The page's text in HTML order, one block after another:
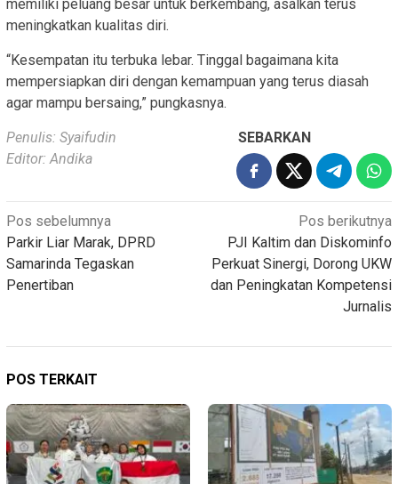
memiliki peluang besar untuk berkembang, asalkan terus
meningkatkan kualitas diri.
“Kesempatan itu terbuka lebar. Tinggal bagaimana kita
mempersiapkan diri dengan kemampuan yang terus diasah
agar mampu bersaing,” pungkasnya.
Penulis: Syaifudin
Editor: Andika
SEBARKAN
Navigasi
pos
Pos sebelumnya
Parkir Liar Marak, DPRD
Samarinda Tegaskan
Penertiban
Pos berikutnya
PJI Kaltim dan Diskominfo
Perkuat Sinergi, Dorong UKW
dan Peningkatan Kompetensi
Jurnalis
POS TERKAIT